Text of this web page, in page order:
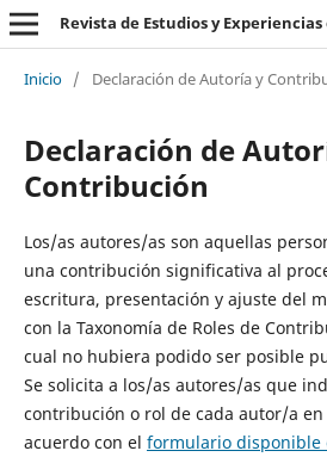
Revista de Estudios y
Inicio / Declaración de Autoría y
Declaración de
Contribución
Los/as autores/as son aquellas
una contribución significativa al
escritura, presentación y ajuste del
con la Taxonomía de Roles de
cual no hubiera podido ser posible
Se solicita a los/as autores/as que
contribución o rol de cada autor/a
acuerdo con el formulario disponible